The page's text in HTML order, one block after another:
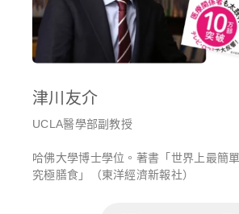
津川友介
UCLA醫學部副教授
哈佛大學博士學位。著書「世界上最簡
究極膳食」（東洋經濟新報社）